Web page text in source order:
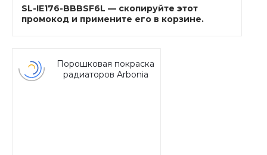
SL-IE176-BBBSF6L — скопируйте этот
промокод и примените его в корзине.
Порошковая покраска
радиаторов Arbonia